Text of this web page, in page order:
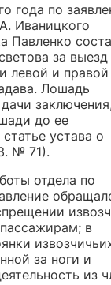
года по
Иваницкого
Павленко
за выезд
левой и правой
Лошадь
до ее
устава о
№ 71).
отдела по
в
за ноги и
из